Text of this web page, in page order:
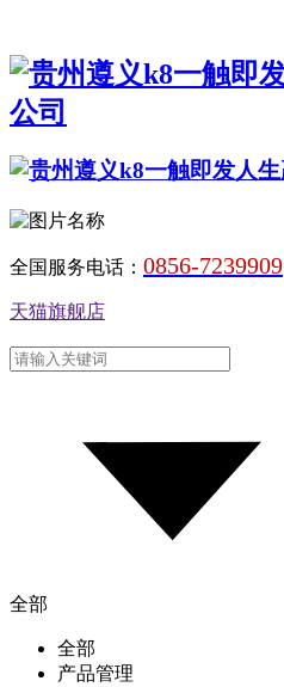
全国服务电话： 0856-7239909
天猫旗舰店
全部
全部
产品管理